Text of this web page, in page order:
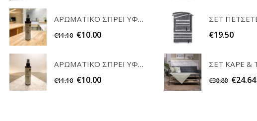
ΑΡΩΜΑΤΙΚΟ ΣΠΡΕΙ ΥΦΑΣΜΑΤΩΝ WHITE MUSK 200ml ELEGANT
€11.10 €10.00
ΑΡΩΜΑΤΙΚΟ ΣΠΡΕΙ ΥΦΑΣΜΑΤΩΝ POWDER 200ml ELEGANT
€11.10 €10.00
€19.50
€30.80 €24.64